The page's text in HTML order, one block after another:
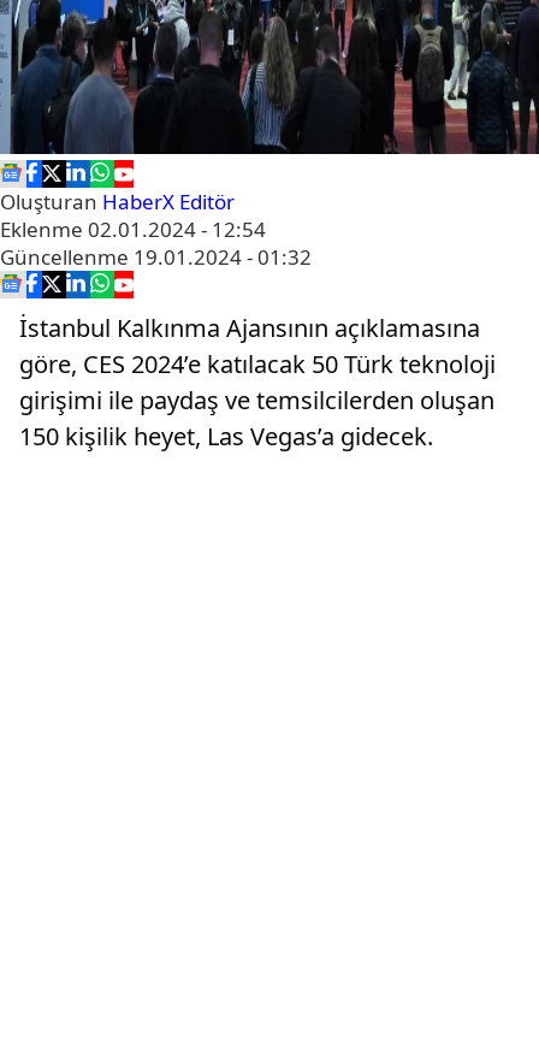
Oluşturan HaberX Editör
Eklenme 02.01.2024 - 12:54
Güncellenme 19.01.2024 - 01:32
İstanbul Kalkınma Ajansının açıklamasına
göre, CES 2024’e katılacak 50 Türk teknoloji
girişimi ile paydaş ve temsilcilerden oluşan
150 kişilik heyet, Las Vegas’a gidecek.